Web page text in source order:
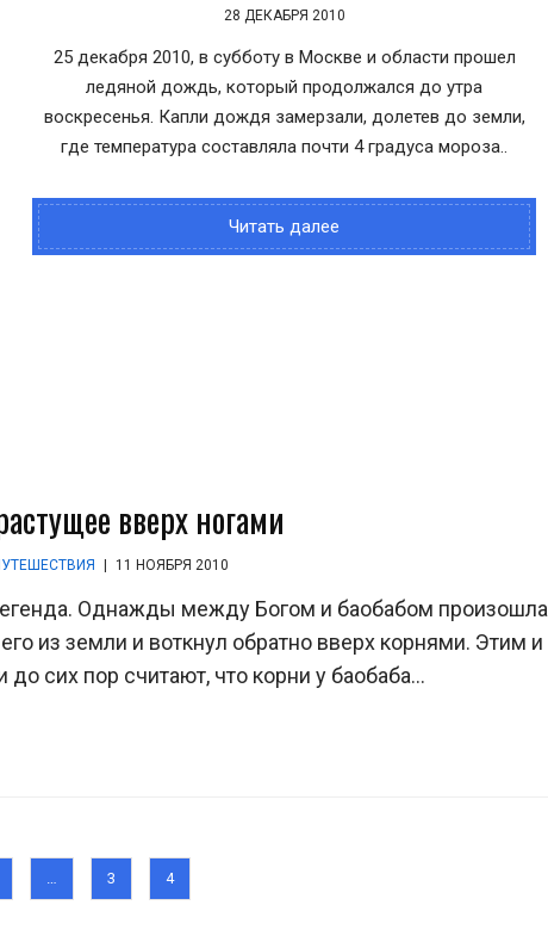
28 ДЕКАБРЯ 2010
25 декабря 2010, в субботу в Москве и области прошел
ледяной дождь, который продолжался до утра
воскресенья. Капли дождя замерзали, долетев до земли,
где температура составляла почти 4 градуса мороза..
Читать далее
вверх ногами
11 НОЯБРЯ 2010
Однажды между Богом и баобабом произошла
из земли и воткнул обратно вверх корнями. Этим и
сих пор считают, что корни у баобаба...
… 3 4